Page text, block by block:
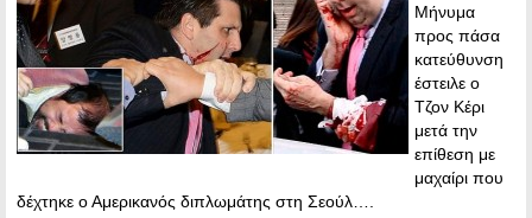
Μήνυμα
προς πάσα
κατεύθυνση
έστειλε ο
Τζον Κέρι
μετά την
επίθεση με
μαχαίρι που
δέχτηκε ο Αμερικανός διπλωμάτης στη Σεούλ….